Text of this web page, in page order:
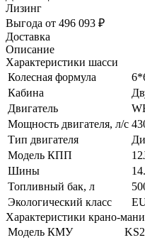
Лизинг
Выгода от 496 093 ₽
Доставка
Описание
Характеристики шасси
Колесная формула
Кабина
Двигатель
Мощность двигателя, л/с
Тип двигателя
Модель КПП
Шины
Топливный бак, л
Экологический класс
Характеристики крано-
Модель КМУ